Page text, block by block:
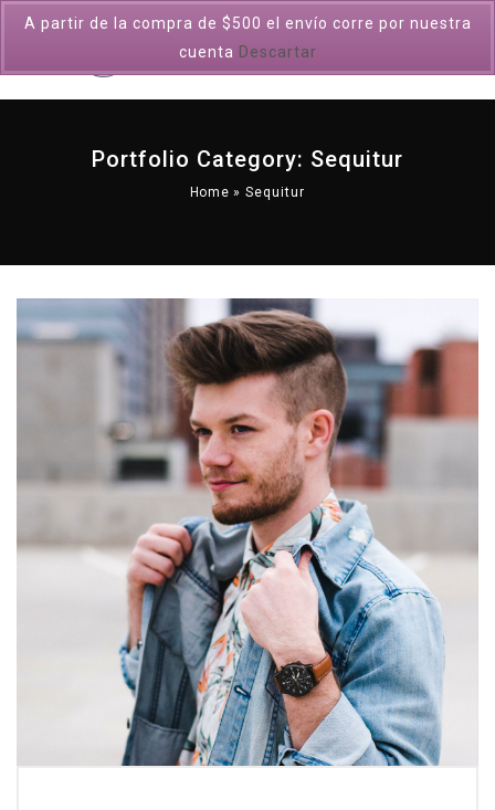
Portfolio Category: Sequitur
Home »Sequitur
A partir de la compra de $500 el envío corre por nuestra
cuenta Descartar